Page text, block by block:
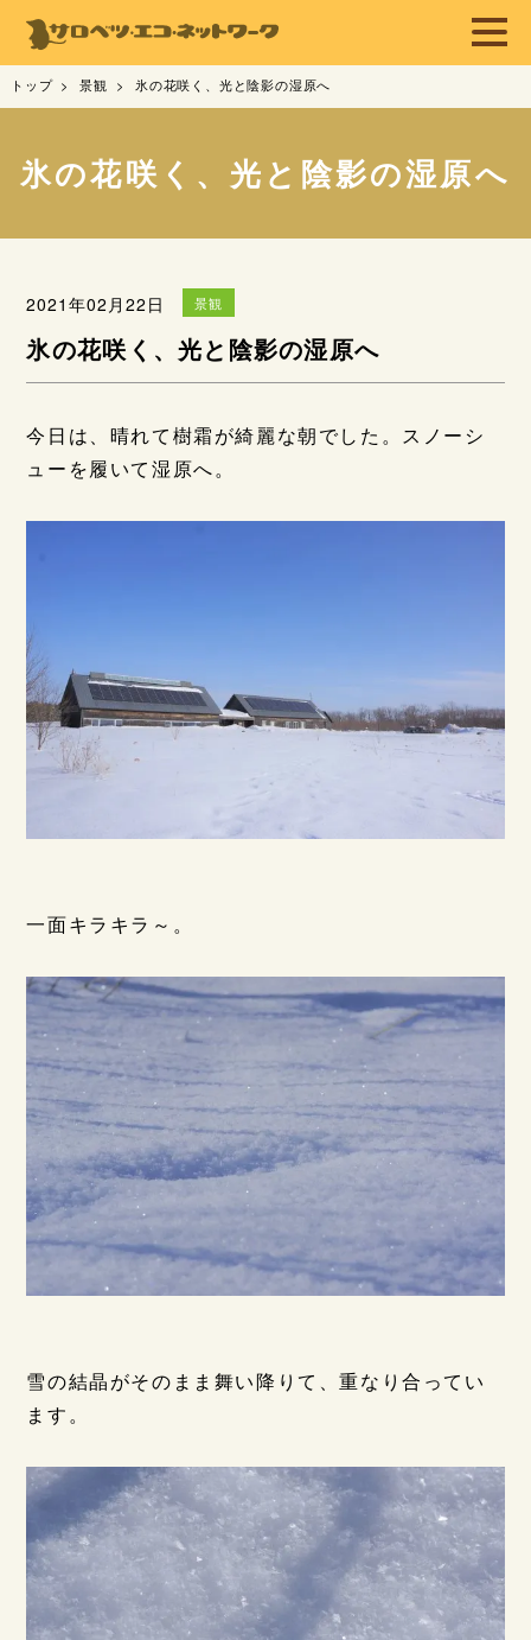
トップ 景観 氷の花咲く、光と陰影の湿原へ
氷の花咲く、光と陰影の湿原へ
2021年02月22日 景観
氷の花咲く、光と陰影の湿原へ
今日は、晴れて樹霜が綺麗な朝でした。スノーシ
ューを履いて湿原へ。
一面キラキラ～。
雪の結晶がそのまま舞い降りて、重なり合ってい
ます。